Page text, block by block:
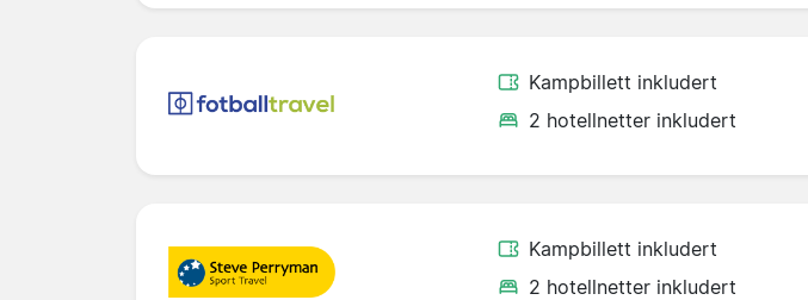
Kampbillett inkludert
2 hotellnetter inkludert
Kampbillett inkludert
2 hotellnetter inkludert